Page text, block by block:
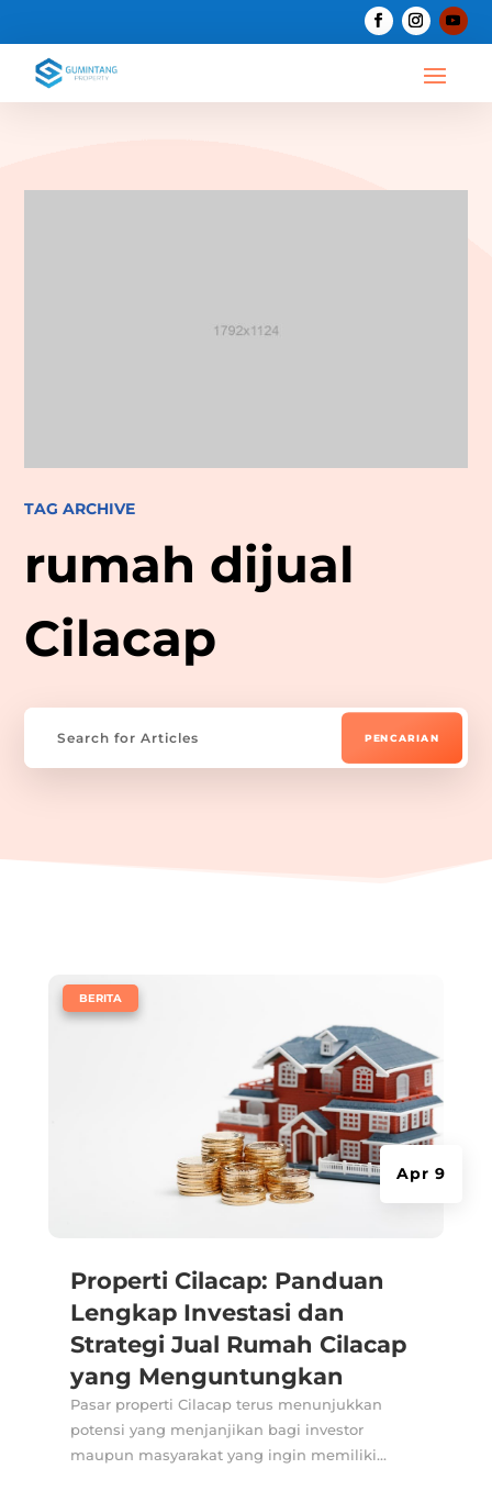
TAG ARCHIVE
rumah dijual
Cilacap
Properti Cilacap: Panduan
Lengkap Investasi dan
Strategi Jual Rumah Cilacap
yang Menguntungkan
Apr 9
BERITA
Pasar properti Cilacap terus menunjukkan
potensi yang menjanjikan bagi investor
maupun masyarakat yang ingin memiliki...